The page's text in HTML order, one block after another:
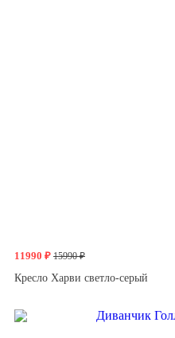
11990 ₽ 15990 ₽
Кресло Харви светло-серый